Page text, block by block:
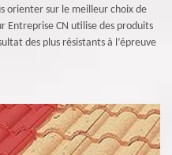
orienter sur le meilleur choix de
CN utilise des produits
des plus résistants à l’épreuve